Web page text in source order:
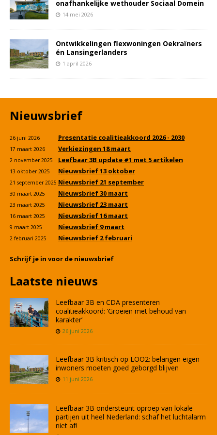
onafhankelijke wethouder Sociaal Domein
14 mei 2026
Ontwikkelingen flexwoningen Oekraïners
én Lansingerlanders
1 april 2026
Nieuwsbrief
26 juni 2026 Presentatie coalitieakkoord 2026 - 2030
17 maart 2026 Verkiezingen 18 maart
2 november 2025 Leefbaar 3B update #1 met 5 artikelen
13 oktober 2025 Nieuwsbrief 13 oktober
21 september 2025 Nieuwsbrief 21 september
30 maart 2025 Nieuwsbrief 30 maart
23 maart 2025 Nieuwsbrief 23 maart
16 maart 2025 Nieuwsbrief 16 maart
9 maart 2025 Nieuwsbrief 9 maart
2 februari 2025 Nieuwsbrief 2 februari
Schrijf je in voor de nieuwsbrief
Laatste nieuws
Leefbaar 3B en CDA presenteren
coalitieakkoord: ‘Groeien met behoud van
karakter’
26 juni 2026
Leefbaar 3B kritisch op LOO2: belangen eigen
inwoners moeten goed geborgd blijven
11 juni 2026
Leefbaar 3B ondersteunt oproep van lokale
partijen uit heel Nederland: schaf het luchtalarm
niet af!